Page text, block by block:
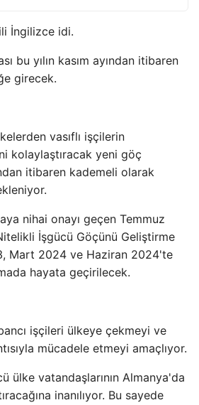
İngilizce idi.
bu yılın kasım ayından itibaren
girecek.
vasıflı işçilerin
kolaylaştıracak yeni göç
itibaren kademeli olarak
nihai onayı geçen Temmuz
İşgücü Göçünü Geliştirme
Mart 2024 ve Haziran 2024'te
hayata geçirilecek.
işçileri ülkeye çekmeyi ve
mücadele etmeyi amaçlıyor.
ülke vatandaşlarının Almanya'da
inanılıyor. Bu sayede